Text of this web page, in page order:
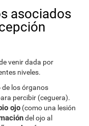
asociados
venir dada por
niveles.
los órganos
percibir (ceguera).
ojo (como una lesión
del ojo al